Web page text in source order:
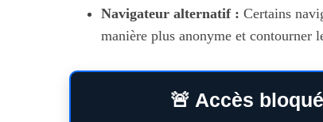
Navigateur alternatif : Certains
manière plus anonyme et contourner
🚨 Accès